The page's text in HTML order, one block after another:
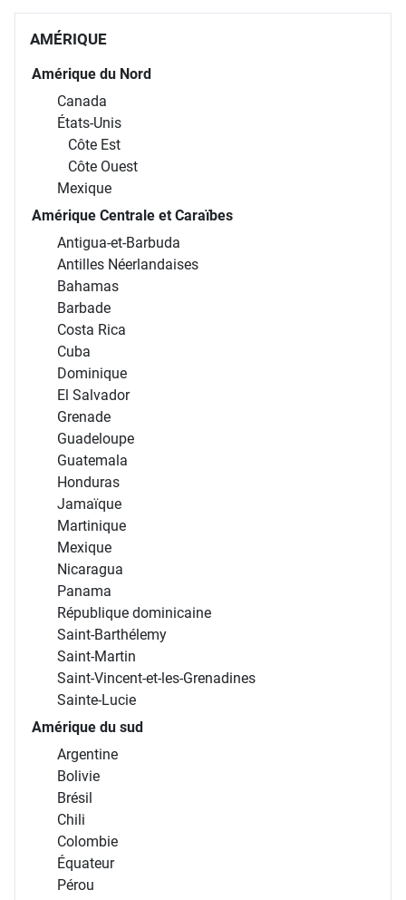
AMÉRIQUE
Amérique du Nord
Canada
États-Unis
Côte Est
Côte Ouest
Mexique
Amérique Centrale et Caraïbes
Antigua-et-Barbuda
Antilles Néerlandaises
Bahamas
Barbade
Costa Rica
Cuba
Dominique
El Salvador
Grenade
Guadeloupe
Guatemala
Honduras
Jamaïque
Martinique
Mexique
Nicaragua
Panama
République dominicaine
Saint-Barthélemy
Saint-Martin
Saint-Vincent-et-les-Grenadines
Sainte-Lucie
Amérique du sud
Argentine
Bolivie
Brésil
Chili
Colombie
Équateur
Pérou